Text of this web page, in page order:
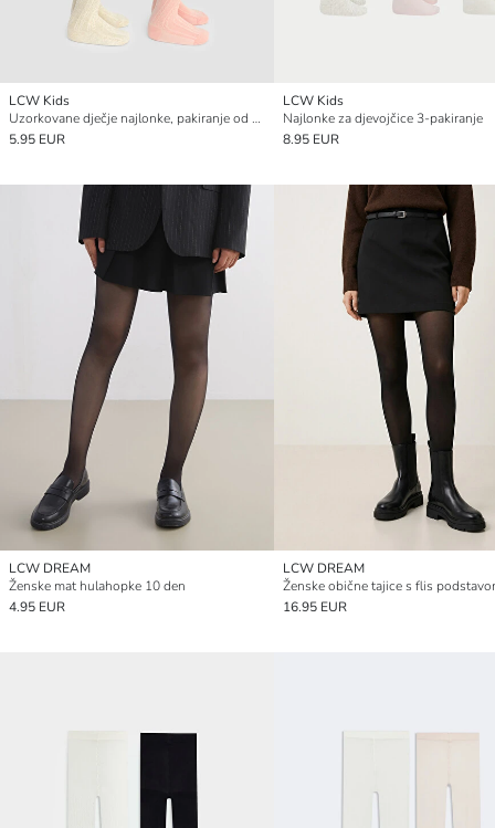
LCW Kids
Uzorkovane dječje najlonke, pakiranje od 2 komada
5.95 EUR
LCW Kids
Najlonke za djevojčice 3-pakiranje
8.95 EUR
LCW DREAM
Ženske mat hulahopke 10 den
4.95 EUR
LCW DREAM
Ženske obične tajice s flis
16.95 EUR